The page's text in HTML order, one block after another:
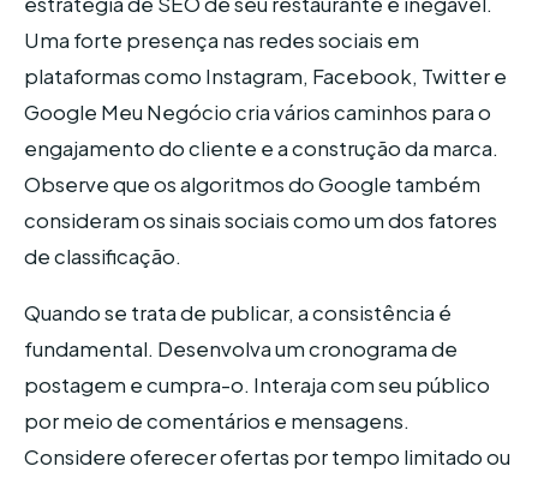
Uma forte presença nas redes sociais em
plataformas como Instagram, Facebook, Twitter e
Google Meu Negócio cria vários caminhos para o
engajamento do cliente e a construção da marca.
Observe que os algoritmos do Google também
consideram os sinais sociais como um dos fatores
de classificação.
Quando se trata de publicar, a consistência é
fundamental. Desenvolva um cronograma de
postagem e cumpra-o. Interaja com seu público
por meio de comentários e mensagens.
Considere oferecer ofertas por tempo limitado ou